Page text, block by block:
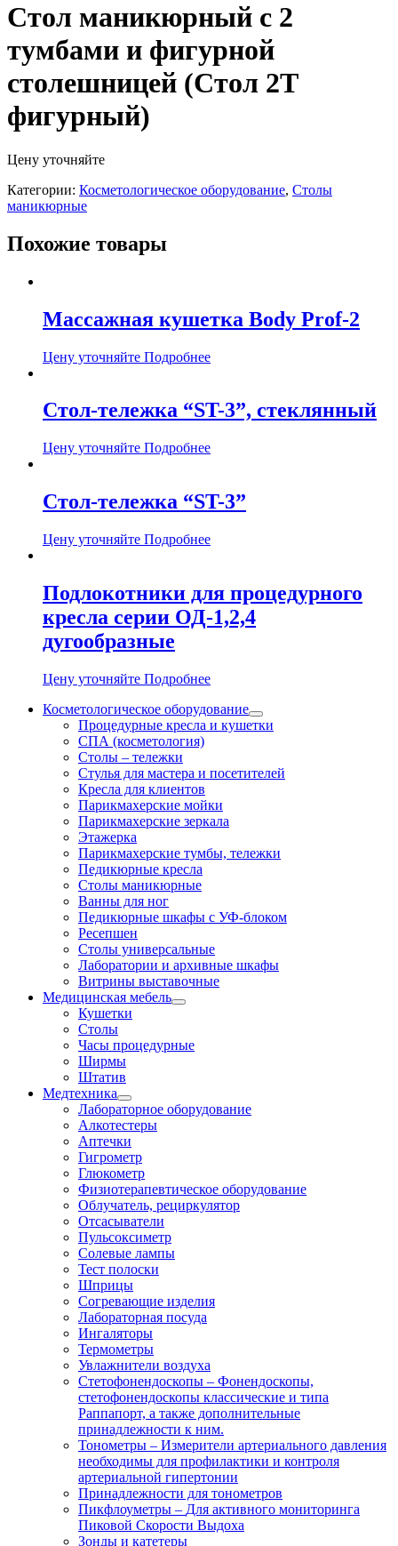
Стол маникюрный с 2
тумбами и фигурной
столешницей (Стол 2Т
фигурный)
Цену уточняйте
Категории: Косметологическое оборудование, Столы
маникюрные
Похожие товары
Массажная кушетка Body Prof-2
Цену уточняйте Подробнее
Стол-тележка “ST-3”, стеклянный
Цену уточняйте Подробнее
Стол-тележка “ST-3”
Цену уточняйте Подробнее
Подлокотники для процедурного
кресла серии ОД-1,2,4
дугообразные
Цену уточняйте Подробнее
Косметологическое оборудование
Процедурные кресла и кушетки
СПА (косметология)
Столы – тележки
Стулья для мастера и посетителей
Кресла для клиентов
Парикмахерские мойки
Парикмахерские зеркала
Этажерка
Парикмахерские тумбы, тележки
Педикюрные кресла
Столы маникюрные
Ванны для ног
Педикюрные шкафы с УФ-блоком
Ресепшен
Столы универсальные
Лаборатории и архивные шкафы
Витрины выставочные
Медицинская мебель
Кушетки
Столы
Часы процедурные
Ширмы
Штатив
Медтехника
Лабораторное оборудование
Алкотестеры
Аптечки
Гигрометр
Глюкометр
Физиотерапевтическое оборудование
Облучатель, рециркулятор
Отсасыватели
Пульсоксиметр
Солевые лампы
Тест полоски
Шприцы
Согревающие изделия
Лабораторная посуда
Ингаляторы
Термометры
Увлажнители воздуха
Стетофонендоскопы – Фонендоскопы,
стетофонендоскопы классические и типа
Раппапорт, а также дополнительные
принадлежности к ним.
Тонометры – Измерители артериального давления
необходимы для профилактики и контроля
артериальной гипертонии
Принадлежности для тонометров
Пикфлоуметры – Для активного мониторинга
Пиковой Скорости Выдоха
Зонды и катетеры